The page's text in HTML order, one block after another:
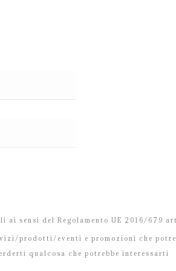
sensi del Regolamento UE 2016/679
prodotti/eventi e promozioni che
qualcosa che potrebbe interessarti